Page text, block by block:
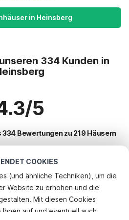
COOKIES
(und ähnliche Techniken), um die
Website zu erhöhen und die
Mit diesen Cookies
auf und eventuell auch
in Heinsberg
334 Kunden in
5
Bewertungen zu 219 Häusern
für Urlaub
für den Urlaub
lutzkampen
Urlaub in Heinsberg